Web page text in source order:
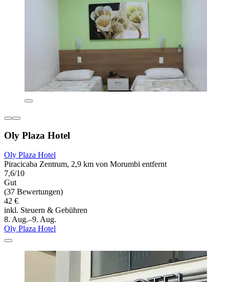
Oly Plaza Hotel
Oly Plaza Hotel
Piracicaba Zentrum, 2,9 km von Morumbi entfernt
7,6/10
Gut
(37 Bewertungen)
42 €
inkl. Steuern & Gebühren
8. Aug.–9. Aug.
Oly Plaza Hotel